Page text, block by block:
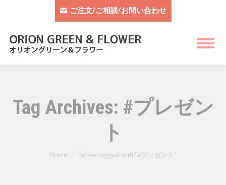
ご注文/ご相談/お問い合わせ
Tag Archives: #プレゼン
ト
You are here:
Home Entries tagged with "#プレゼント"